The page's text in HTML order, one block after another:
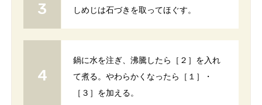
しめじは石づきを取ってほぐす。
鍋に水を注ぎ、沸騰したら［２］を入れ
て煮る。やわらかくなったら［１］・
［３］を加える。